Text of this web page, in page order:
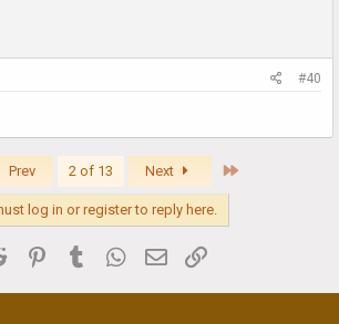
#40
Prev 2 of 13 Next
log in or register to reply here.
Reddit PinterestTumblr WhatsApp
Email